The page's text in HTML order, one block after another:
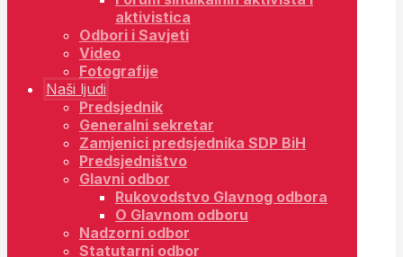
aktivistica
Odbori i Savjeti
Video
Fotografije
Naši ljudi
Predsjednik
Generalni sekretar
Zamjenici predsjednika SDP BiH
Predsjedništvo
Glavni odbor
Rukovodstvo Glavnog odbora
O Glavnom odboru
Nadzorni odbor
Statutarni odbor